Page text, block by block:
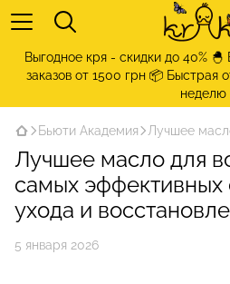
Выгодное кря - скидки до 40% 🐣
заказов от 1500 грн 📦 Быстрая
неделю
Бьюти Академия Лучшее
Лучшее масло для
самых эффективных
ухода и
5 января 2026